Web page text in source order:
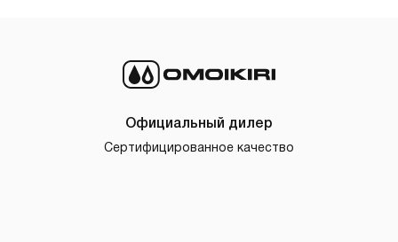
Официальный дилер
Сертифицированное качество